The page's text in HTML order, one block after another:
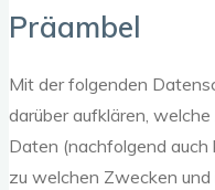
Präambel
Mit der folgenden
darüber aufklären,
Daten (nachfolgend
zu welchen Zwecken